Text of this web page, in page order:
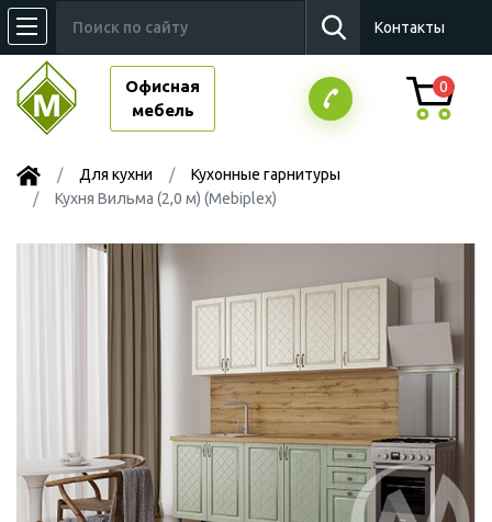
Контакты
Офисная
мебель
0
Для кухни
Кухонные гарнитуры
Кухня Вильма (2,0 м) (Mebiplex)